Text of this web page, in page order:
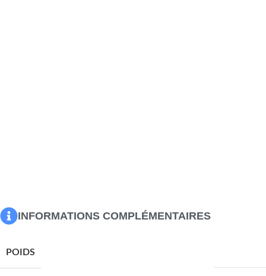
INFORMATIONS COMPLÉMENTAIRES
POIDS